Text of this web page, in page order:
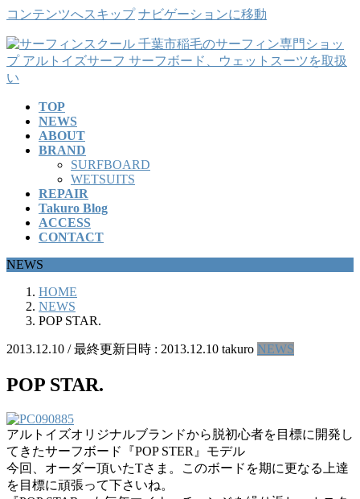
コンテンツへスキップ ナビゲーションに移動
TOP
NEWS
ABOUT
BRAND
SURFBOARD
WETSUITS
REPAIR
Takuro Blog
ACCESS
CONTACT
NEWS
HOME
NEWS
POP STAR.
2013.12.10 / 最終更新日時 : 2013.12.10 takuro NEWS
POP STAR.
アルトイズオリジナルブランドから脱初心者を目標に開発し
てきたサーフボード『POP STER』モデル
今回、オーダー頂いたTさま。このボードを期に更なる上達
を目標に頑張って下さいね。